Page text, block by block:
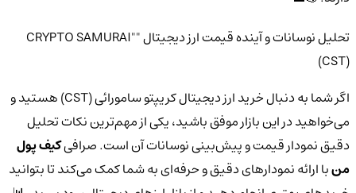
تحلیل نوسانات و آینده قیمت ارز دیجیتال "CRYPTO SAMURAI"
(CST)
اگر شما به دنبال خرید ارز دیجیتال کریپتو سامورائی (CST) هستید و
می‌خواهید در این بازار موفق باشید، یکی از مهم‌ترین نکات تحلیل
دقیق نمودار قیمت و پیش‌بینی نوسانات آن است. صرافیکیف پول
منبا ارائه نمودارهای دقیق و حرفه‌ای به شما کمک می‌کند تا بتوانید